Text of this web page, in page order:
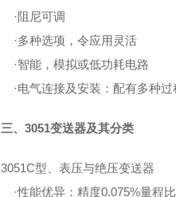
·阻尼可调
·多种选项，令应用灵活
·智能，模拟或低功耗电路
·电气连接及安装：配有多种过
三、3051变送器及其分类
3051C型、表压与绝压变送器
·性能优异：精度0.075%量程比